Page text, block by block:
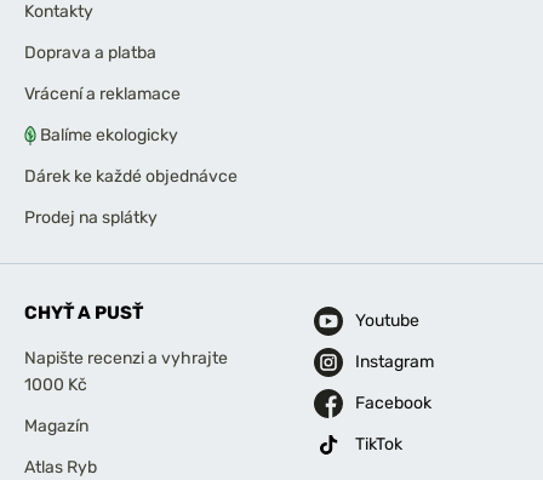
Kontakty
Doprava a platba
Vrácení a reklamace
Balíme ekologicky
Dárek ke každé objednávce
Prodej na splátky
CHYŤ A PUSŤ
Napište recenzi a vyhrajte
1000 Kč
Magazín
Atlas Ryb
Youtube
Instagram
Facebook
TikTok